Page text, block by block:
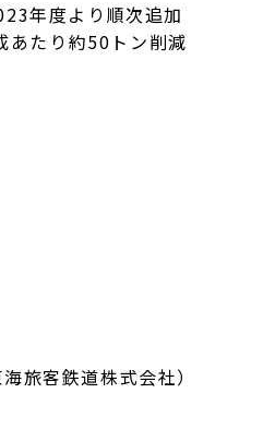
年度より順次追加
あたり約50トン削減
旅客鉄道株式会社）